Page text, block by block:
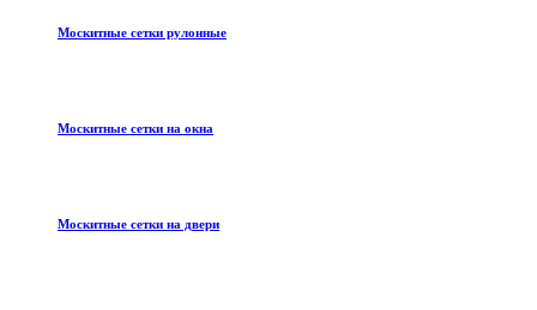
Москитные сетки рулонные
Москитные сетки на окна
Москитные сетки на двери